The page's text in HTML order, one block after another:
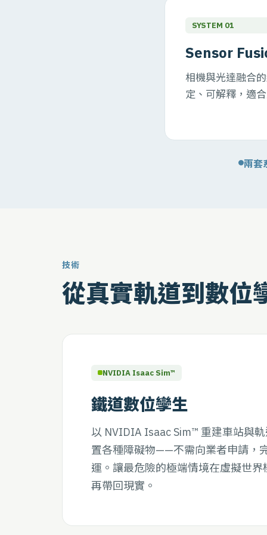
SYSTEM 01
Sensor
相機與光達融合
定、可解釋，適
兩套
技術
從真實軌道到數位
NVIDIA Isaac Sim™
鐵道數位孿生
以 NVIDIA Isaac Sim™ 重建車站與
置各種障礙物——不需向業者申請，
運。讓最危險的極端情境在虛擬世界
再帶回現實。